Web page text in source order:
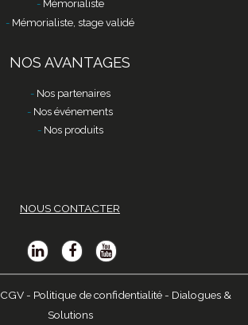
Mémorialiste
Mémorialiste, stage validé
NOS AVANTAGES
Nos partenaires
Nos événements
Nos produits
NOUS CONTACTER
CGV - Politique de confidentialité - Dialogues &
Solutions